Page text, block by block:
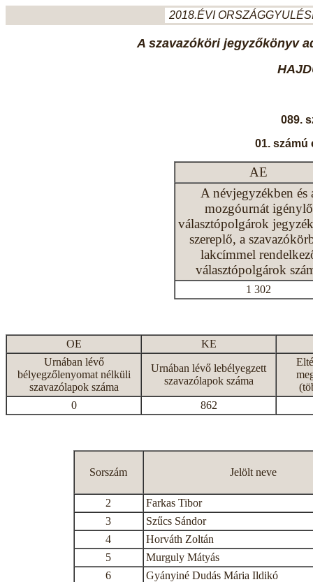
2018.ÉVI
A szavazóköri jegyzőkönyv
089.
01. számú
AE
A névjegyzékben és
mozgóurnát igénylő
választópolgárok
szereplő, a
lakcímmel
választópolgárok
1 302
OE
KE
Urnában lévő
bélyegzőlenyomat nélküli
szavazólapok száma
Urnában lévő lebélyegzett
szavazólapok száma
0
862
Sorszám Jelölt neve
2
Farkas Tibor
3
Szűcs Sándor
4
Horváth Zoltán
5
Murguly Mátyás
6
Gyányiné Dudás Mária Ildikó